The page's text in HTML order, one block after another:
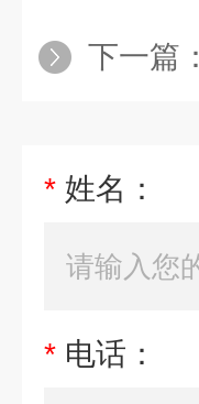
下一篇：
* 姓名：
* 电话：